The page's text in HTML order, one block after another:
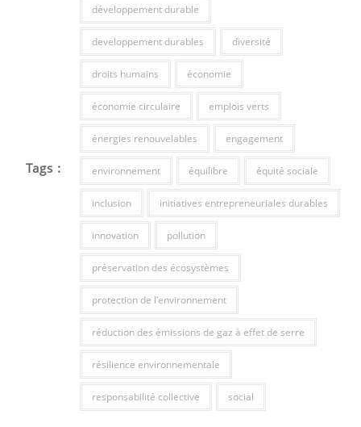
Tags :
développement durable
developpement durables diversité
droits humains économie
économie circulaire emplois verts
énergies renouvelables engagement
environnement équilibre équité sociale
inclusion initiatives entrepreneuriales durables
innovation pollution
préservation des écosystèmes
protection de l'environnement
réduction des émissions de gaz à effet de serre
résilience environnementale
responsabilité collective social